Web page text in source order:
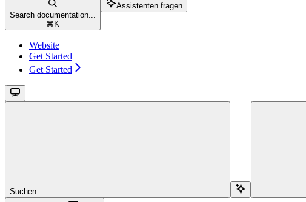
Search documentation...
⌘ K
Assistenten fragen
Website
Get Started
Get Started
Suchen...